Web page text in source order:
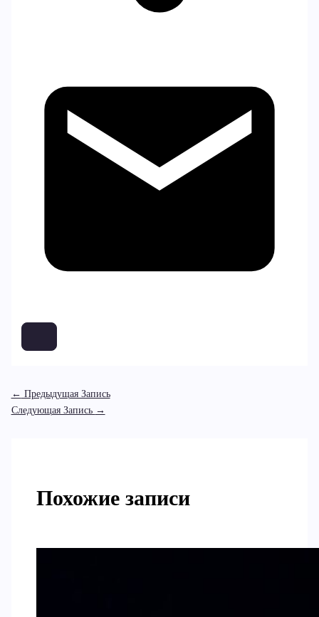
← Предыдущая Запись
Следующая Запись →
Похожие записи